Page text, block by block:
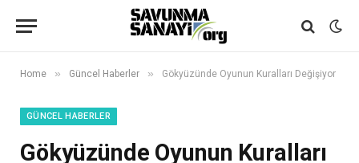
Home » Güncel Haberler » Gökyüzünde Oyunun Kuralları Değişiyor
GÜNCEL HABERLER
Gökyüzünde Oyunun Kuralları